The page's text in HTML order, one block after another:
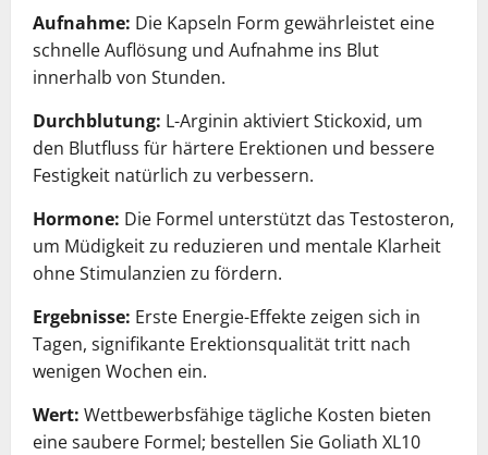
Aufnahme: Die Kapseln Form gewährleistet eine
schnelle Auflösung und Aufnahme ins Blut
innerhalb von Stunden.
Durchblutung: L-Arginin aktiviert Stickoxid, um
den Blutfluss für härtere Erektionen und bessere
Festigkeit natürlich zu verbessern.
Hormone: Die Formel unterstützt das Testosteron,
um Müdigkeit zu reduzieren und mentale Klarheit
ohne Stimulanzien zu fördern.
Ergebnisse: Erste Energie-Effekte zeigen sich in
Tagen, signifikante Erektionsqualität tritt nach
wenigen Wochen ein.
Wert: Wettbewerbsfähige tägliche Kosten bieten
eine saubere Formel; bestellen Sie Goliath XL10